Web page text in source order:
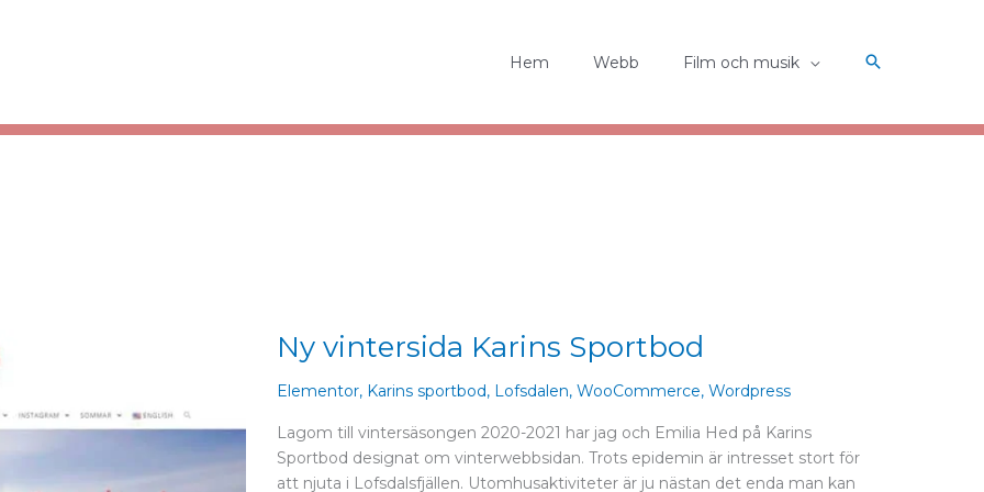
Hem Webb Film och musik
Ny vintersida Karins Sportbod
Elementor, Karins sportbod, Lofsdalen, WooCommerce, Wordpress
Lagom till vintersäsongen 2020-2021 har jag och Emilia Hed på Karins
Sportbod designat om vinterwebbsidan. Trots epidemin är intresset stort för
att njuta i Lofsdalsfjällen. Utomhusaktiviteter är ju nästan det enda man kan
Ny
vintersida
Karins